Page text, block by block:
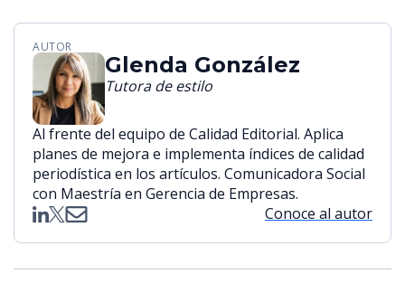
AUTOR
Glenda González
Tutora de estilo
Al frente del equipo de Calidad Editorial. Aplica
planes de mejora e implementa índices de calidad
periodística en los artículos. Comunicadora Social
con Maestría en Gerencia de Empresas.
Conoce al autor